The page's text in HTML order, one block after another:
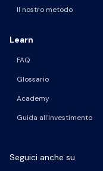
Il nostro metodo
Learn
FAQ
Glossario
Academy
Guida all'investimento
Seguici anche su